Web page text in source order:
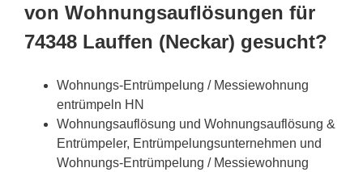
von Wohnungsauflösungen für
74348 Lauffen (Neckar) gesucht?
Wohnungs-Entrümpelung / Messiewohnung
entrümpeln HN
Wohnungsauflösung und Wohnungsauflösung &
Entrümpeler, Entrümpelungsunternehmen und
Wohnungs-Entrümpelung / Messiewohnung